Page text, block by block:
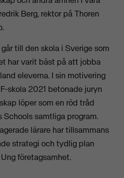
Berg, rektor på Thoren
till den skola i Sverige som
har varit bäst på att jobba
eleverna. I sin motivering
skola 2021 betonade juryn
löper som en röd tråd
Schools samtliga program.
lärare har tillsammans
strategi och tydlig plan
företagsamhet.